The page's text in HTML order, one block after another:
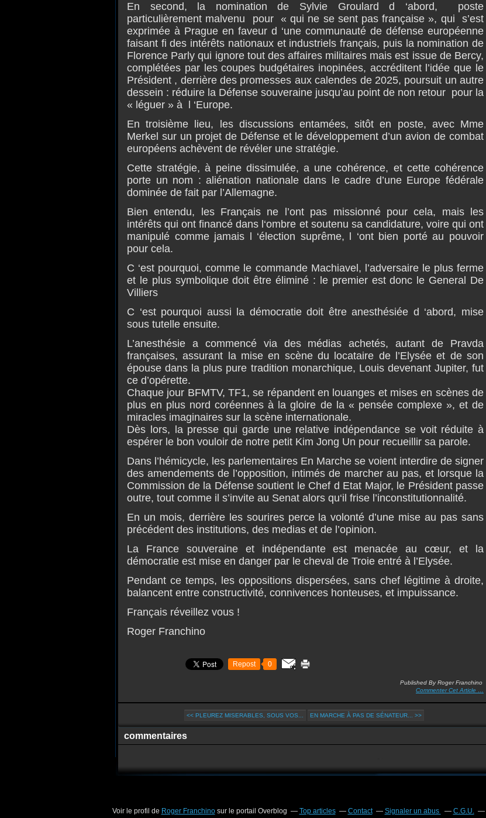
En second, la nomination de Sylvie Groulard d ‘abord, poste
particulièrement malvenu pour « qui ne se sent pas française », qui s’est
exprimée à Prague en faveur d ‘une communauté de défense européenne
faisant fi des intérêts nationaux et industriels français, puis la nomination de
Florence Parly qui ignore tout des affaires militaires mais est issue de Bercy,
complétées par les coupes budgétaires inopinées, accréditent l’idée que le
Président , derrière des promesses aux calendes de 2025, poursuit un autre
dessein : réduire la Défense souveraine jusqu’au point de non retour pour la
« léguer » à l ‘Europe.
En troisième lieu, les discussions entamées, sitôt en poste, avec Mme
Merkel sur un projet de Défense et le développement d’un avion de combat
européens achèvent de révéler une stratégie.
Cette stratégie, à peine dissimulée, a une cohérence, et cette cohérence
porte un nom : aliénation nationale dans le cadre d’une Europe fédérale
dominée de fait par l’Allemagne.
Bien entendu, les Français ne l’ont pas missionné pour cela, mais les
intérêts qui ont financé dans l‘ombre et soutenu sa candidature, voire qui ont
manipulé comme jamais l ‘élection suprême, l ‘ont bien porté au pouvoir
pour cela.
C ‘est pourquoi, comme le commande Machiavel, l’adversaire le plus ferme
et le plus symbolique doit être éliminé : le premier est donc le General De
Villiers
C ‘est pourquoi aussi la démocratie doit être anesthésiée d ‘abord, mise
sous tutelle ensuite.
L’anesthésie a commencé via des médias achetés, autant de Pravda
françaises, assurant la mise en scène du locataire de l’Elysée et de son
épouse dans la plus pure tradition monarchique, Louis devenant Jupiter, fut
ce d’opérette.
Chaque jour BFMTV, TF1, se répandent en louanges et mises en scènes de
plus en plus nord coréennes à la gloire de la « pensée complexe », et de
miracles imaginaires sur la scène internationale.
Dès lors, la presse qui garde une relative indépendance se voit réduite à
espérer le bon vouloir de notre petit Kim Jong Un pour recueillir sa parole.
Dans l’hémicycle, les parlementaires En Marche se voient interdire de signer
des amendements de l’opposition, intimés de marcher au pas, et lorsque la
Commission de la Défense soutient le Chef d Etat Major, le Président passe
outre, tout comme il s’invite au Senat alors qu‘il frise l’inconstitutionnalité.
En un mois, derrière les sourires perce la volonté d’une mise au pas sans
précédent des institutions, des medias et de l’opinion.
La France souveraine et indépendante est menacée au cœur, et la
démocratie est mise en danger par le cheval de Troie entré à l’Elysée.
Pendant ce temps, les oppositions dispersées, sans chef légitime à droite,
balancent entre constructivité, connivences honteuses, et impuissance.
Français réveillez vous !
Roger Franchino
Repost 0
Published By Roger Franchino
Commenter Cet Article
<< PLEUREZ MISERABLES, SOUS VOS... EN MARCHE À PAS DE SÉNATEUR... >>
commentaires
Voir le profil de Roger Franchinosur le portail Overblog Top articles Contact Signaler un abus C.G.U.